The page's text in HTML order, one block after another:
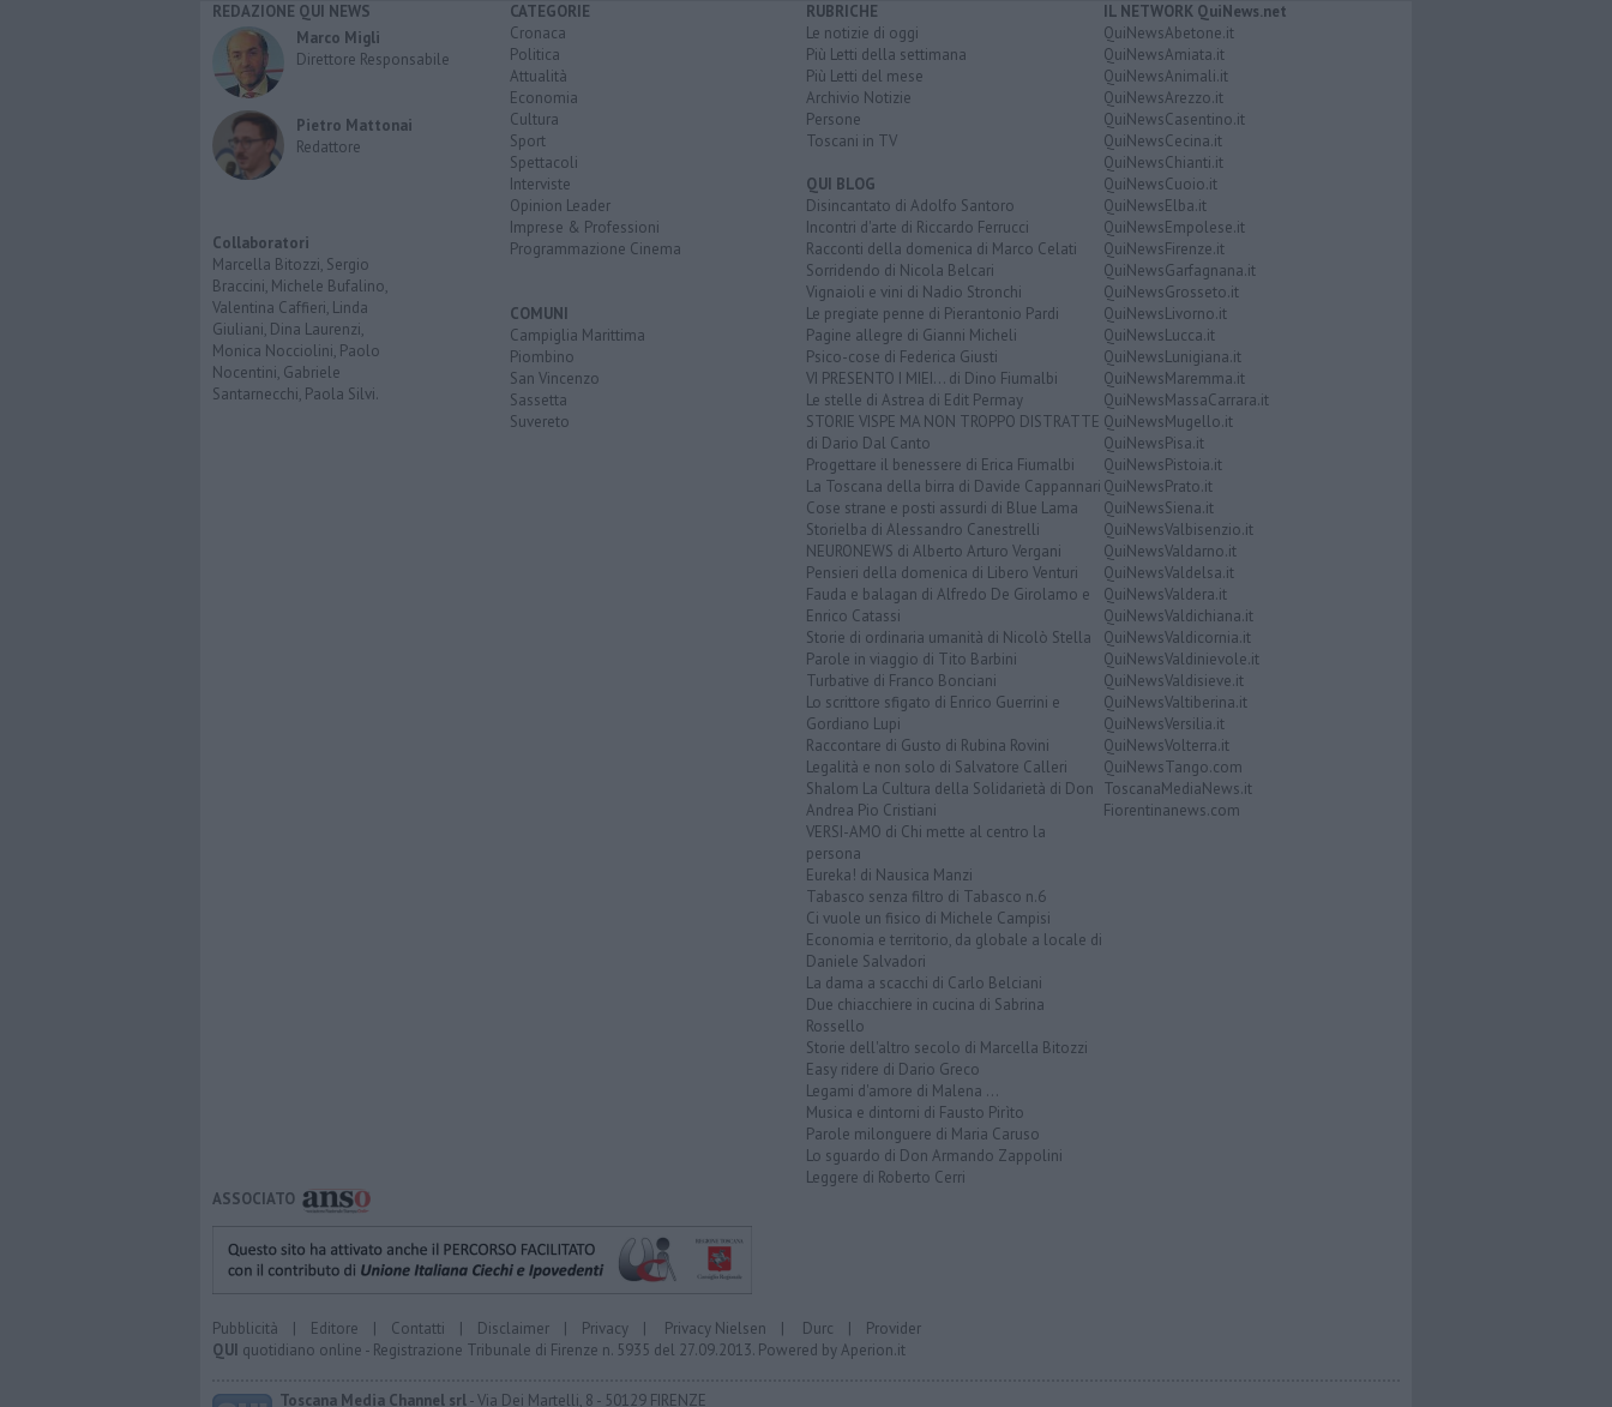
REDAZIONE QUI NEWS
Marco Migli
Direttore Responsabile
Pietro Mattonai
Redattore
Collaboratori
Marcella Bitozzi, Sergio
Braccini, Michele Bufalino,
Valentina Caffieri, Linda
Giuliani, Dina Laurenzi,
Monica Nocciolini, Paolo
Nocentini, Gabriele
Santarnecchi, Paola Silvi.
CATEGORIE
Cronaca
Politica
Attualità
Economia
Cultura
Sport
Spettacoli
Interviste
Opinion Leader
Imprese & Professioni
Programmazione Cinema
COMUNI
Campiglia Marittima
Piombino
San Vincenzo
Sassetta
Suvereto
RUBRICHE
Le notizie di oggi
Più Letti della settimana
Più Letti del mese
Archivio Notizie
Persone
Toscani in TV
QUI BLOG
Disincantato di Adolfo Santoro
Incontri d'arte di Riccardo Ferrucci
Racconti della domenica di Marco Celati
Sorridendo di Nicola Belcari
Vignaioli e vini di Nadio Stronchi
Le pregiate penne di Pierantonio Pardi
Pagine allegre di Gianni Micheli
Psico-cose di Federica Giusti
VI PRESENTO I MIEI... di Dino Fiumalbi
Le stelle di Astrea di Edit Permay
STORIE VISPE MA NON TROPPO DISTRATTE
di Dario Dal Canto
Progettare il benessere di Erica Fiumalbi
La Toscana della birra di Davide Cappannari
Cose strane e posti assurdi di Blue Lama
Storielba di Alessandro Canestrelli
NEURONEWS di Alberto Arturo Vergani
Pensieri della domenica di Libero Venturi
Fauda e balagan di Alfredo De Girolamo e
Enrico Catassi
Storie di ordinaria umanità di Nicolò Stella
Parole in viaggio di Tito Barbini
Turbative di Franco Bonciani
Lo scrittore sfigato di Enrico Guerrini e
Gordiano Lupi
Raccontare di Gusto di Rubina Rovini
Legalità e non solo di Salvatore Calleri
Shalom La Cultura della Solidarietà di Don
Andrea Pio Cristiani
VERSI-AMO di Chi mette al centro la
persona
Eureka! di Nausica Manzi
Tabasco senza filtro di Tabasco n.6
Ci vuole un fisico di Michele Campisi
Economia e territorio, da globale a locale di
Daniele Salvadori
La dama a scacchi di Carlo Belciani
Due chiacchiere in cucina di Sabrina
Rossello
Storie dell'altro secolo di Marcella Bitozzi
Easy ridere di Dario Greco
Legami d'amore di Malena ...
Musica e dintorni di Fausto Pirìto
Parole milonguere di Maria Caruso
Lo sguardo di Don Armando Zappolini
Leggere di Roberto Cerri
IL NETWORK QuiNews.net
QuiNewsAbetone.it
QuiNewsAmiata.it
QuiNewsAnimali.it
QuiNewsArezzo.it
QuiNewsCasentino.it
QuiNewsCecina.it
QuiNewsChianti.it
QuiNewsCuoio.it
QuiNewsElba.it
QuiNewsEmpolese.it
QuiNewsFirenze.it
QuiNewsGarfagnana.it
QuiNewsGrosseto.it
QuiNewsLivorno.it
QuiNewsLucca.it
QuiNewsLunigiana.it
QuiNewsMaremma.it
QuiNewsMassaCarrara.it
QuiNewsMugello.it
QuiNewsPisa.it
QuiNewsPistoia.it
QuiNewsPrato.it
QuiNewsSiena.it
QuiNewsValbisenzio.it
QuiNewsValdarno.it
QuiNewsValdelsa.it
QuiNewsValdera.it
QuiNewsValdichiana.it
QuiNewsValdicornia.it
QuiNewsValdinievole.it
QuiNewsValdisieve.it
QuiNewsValtiberina.it
QuiNewsVersilia.it
QuiNewsVolterra.it
QuiNewsTango.com
ToscanaMediaNews.it
Fiorentinanews.com
ASSOCIATO
Pubblicità | Editore | Contatti | Disclaimer | Privacy | Privacy Nielsen | Durc | Provider
QUI quotidiano online - Registrazione Tribunale di Firenze n. 5935 del 27.09.2013. Powered byAperion.it
Toscana Media Channel srl- Via Dei Martelli, 8 - 50129 FIRENZE